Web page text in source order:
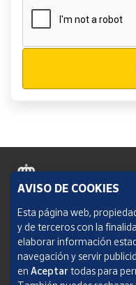
Política de cookies
Aviso legal
Condiciones del servicio
AVISO DE COOKIES
Esta página web,
y de terceros con la
elaborar información
navegación y servir
en Aceptar todas para